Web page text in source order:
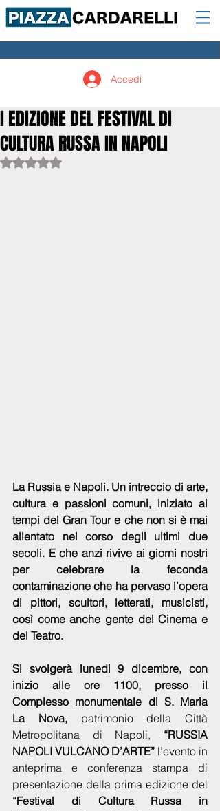
Accedi
I EDIZIONE DEL FESTIVAL DI
CULTURA RUSSA IN NAPOLI
Valutazione NaN stelle su 5.
La Russia e Napoli. Un intreccio di arte,
cultura e passioni comuni, iniziato ai
tempi del Gran Tour e che non si è mai
allentato nel corso degli ultimi due
secoli. E che anzi rivive ai giorni nostri
per celebrare la feconda
contaminazione che ha pervaso l’opera
di pittori, scultori, letterati, musicisti,
così come anche gente del Cinema e
del Teatro.
Si svolgerà lunedi 9 dicembre, con
inizio alle ore 1100, presso il
Complesso monumentale di S. Maria
La Nova, patrimonio della Città
Metropolitana di Napoli, “RUSSIA
NAPOLI VULCANO D’ARTE” l’evento in
anteprima e conferenza stampa di
“Festival di Cultura Russa in